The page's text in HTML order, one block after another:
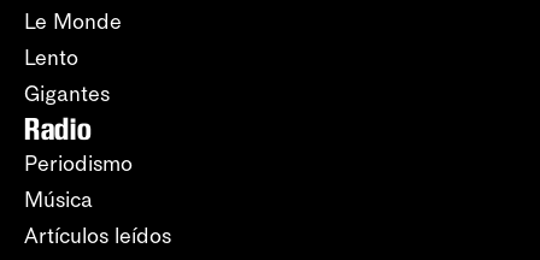
Le Monde
Lento
Gigantes
Radio
Periodismo
Música
Artículos leídos